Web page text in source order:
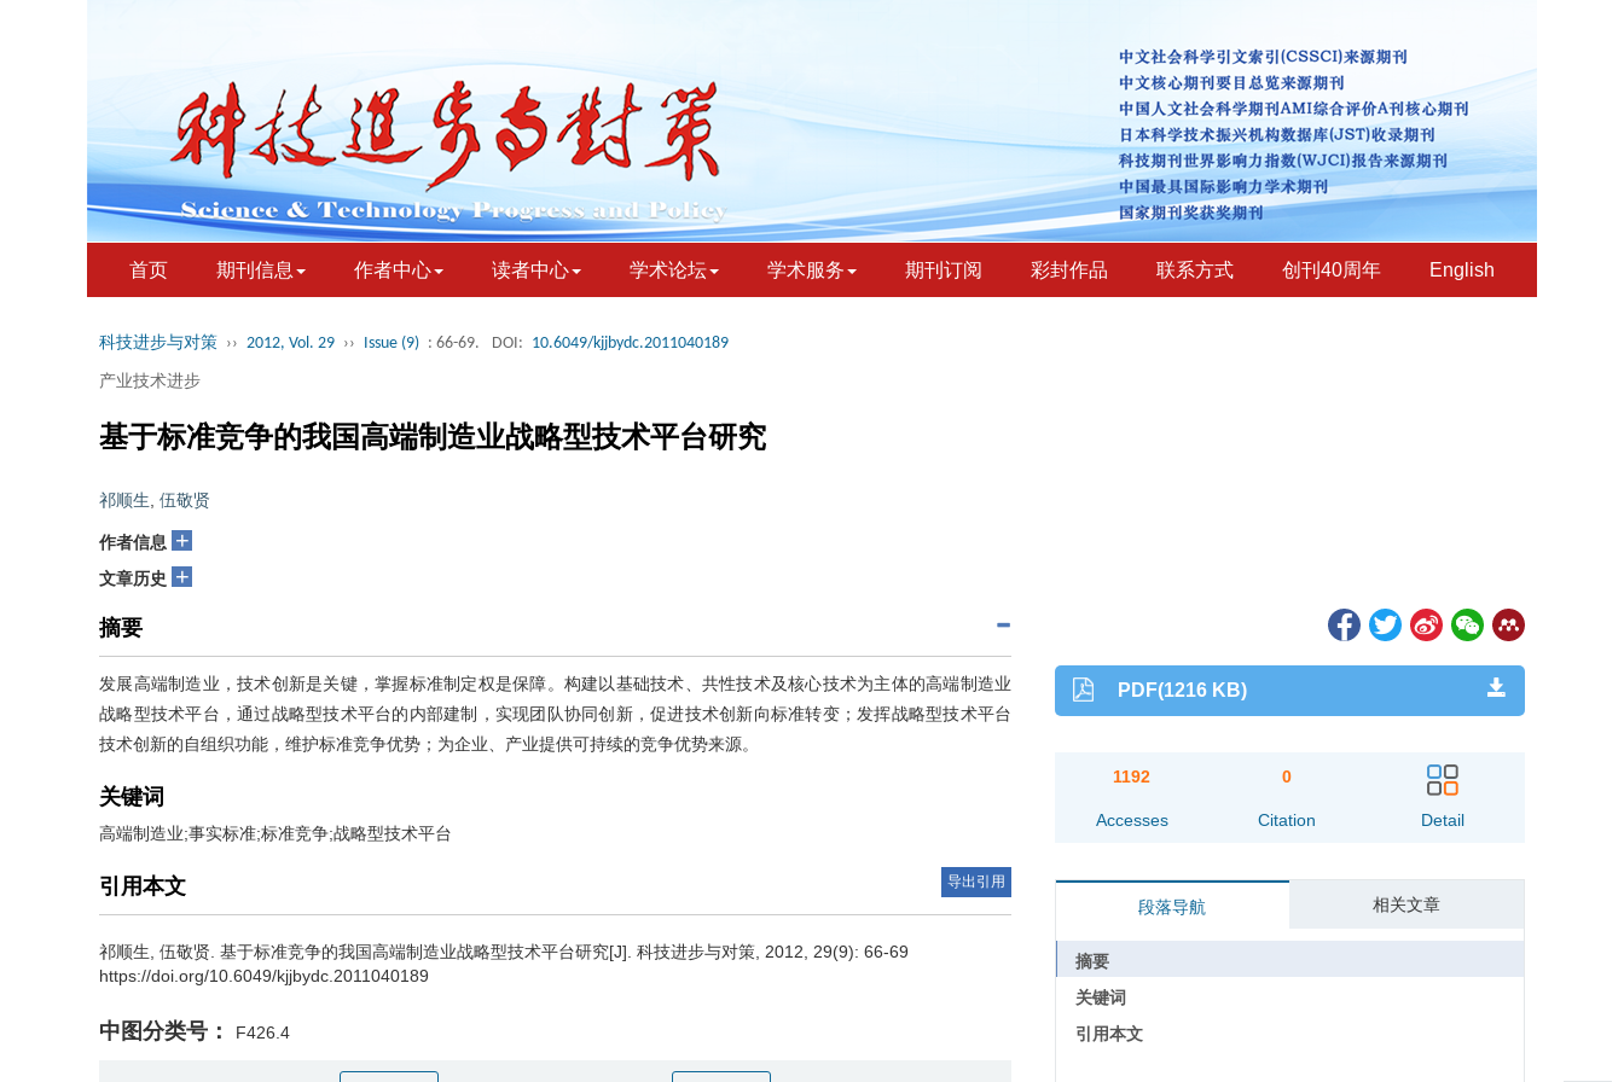
首页 期刊信息 作者中心 读者中心 学术论坛 学术服务 期刊订阅 彩封作品 联系方式 创刊40周年 English
科技进步与对策 ›› 2012, Vol. 29 ›› Issue (9) : 66-69. DOI: 10.6049/kjjbydc.2011040189
产业技术进步
基于标准竞争的我国高端制造业战略型技术平台研究
祁顺生 伍敬贤
作者信息 +
文章历史 +
摘要
发展高端制造业，技术创新是关键，掌握标准制定权是保障。构建以基础技术、共性技术及核心技术为主体的高端制造业
战略型技术平台，通过战略型技术平台的内部建制，实现团队协同创新，促进技术创新向标准转变；发挥战略型技术平台
技术创新的自组织功能，维护标准竞争优势；为企业、产业提供可持续的竞争优势来源。
关键词
高端制造业;事实标准;标准竞争;战略型技术平台
引用本文 导出引用
祁顺生 伍敬贤 基于标准竞争的我国高端制造业战略型技术平台研究[J]. 科技进步与对策, 2012, 29(9): 66-69
https://doi.org/10.6049/kjjbydc.2011040189
中图分类号： F426.4
PDF(1216 KB)
1192
Accesses
0
Citation Detail
段落导航 相关文章
摘要
关键词
引用本文